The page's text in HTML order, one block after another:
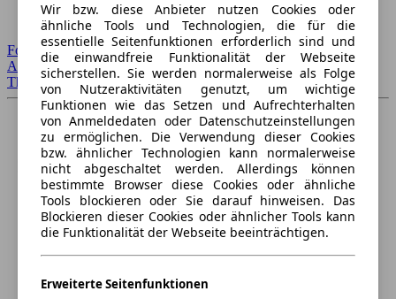
Forum Startseite
Alle Auto-Foren
Themen-Forum
Wir bzw. diese Anbieter nutzen Cookies oder
ähnliche Tools und Technologien, die für die
essentielle Seitenfunktionen erforderlich sind und
die einwandfreie Funktionalität der Webseite
sicherstellen. Sie werden normalerweise als Folge
von Nutzeraktivitäten genutzt, um wichtige
Funktionen wie das Setzen und Aufrechterhalten
von Anmeldedaten oder Datenschutzeinstellungen
zu ermöglichen. Die Verwendung dieser Cookies
bzw. ähnlicher Technologien kann normalerweise
nicht abgeschaltet werden. Allerdings können
bestimmte Browser diese Cookies oder ähnliche
Tools blockieren oder Sie darauf hinweisen. Das
Blockieren dieser Cookies oder ähnlicher Tools kann
die Funktionalität der Webseite beeinträchtigen.
Erweiterte Seitenfunktionen